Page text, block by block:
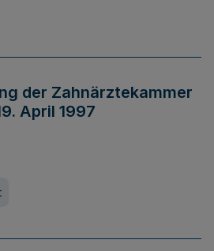
der Zahnärztekammer
April 1997